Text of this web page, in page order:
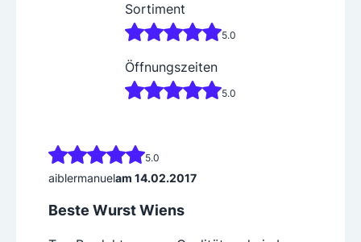
Sortiment
5.0
Öffnungszeiten
5.0
5.0
aiblermanuelam 14.02.2017
Beste Wurst Wiens